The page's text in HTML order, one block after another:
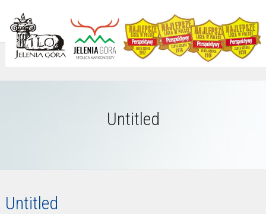
Untitled
Untitled